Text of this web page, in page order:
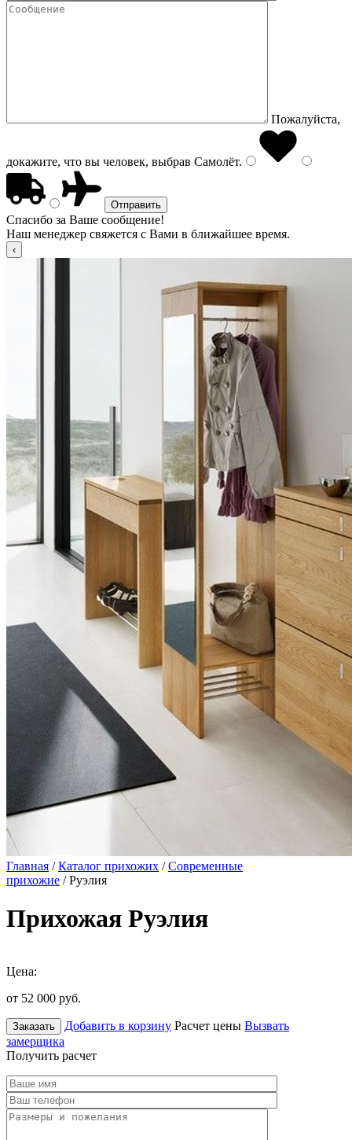
Пожалуйста,
докажите, что вы человек, выбрав Самолёт.
Спасибо за Ваше сообщение!
Наш менеджер свяжется с Вами в ближайшее время.
Главная /Каталог прихожих /Современные
прихожие / Руэлия
Прихожая Руэлия
Цена:
от 52 000 руб.
Заказать Добавить в корзину Расчет цены Вызвать
замерщика
Получить расчет